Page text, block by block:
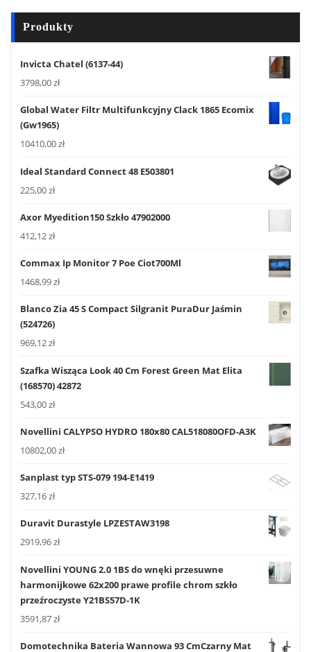
Produkty
Invicta Chatel (6137-44)
3798,00zł
Global Water Filtr Multifunkcyjny Clack 1865 Ecomix
(Gw1965)
10410,00zł
Ideal Standard Connect 48 E503801
225,00zł
Axor Myedition150 Szkło 47902000
412,12zł
Commax Ip Monitor 7 Poe Ciot700Ml
1468,99zł
Blanco Zia 45 S Compact Silgranit PuraDur Jaśmin
(524726)
969,12zł
Szafka Wisząca Look 40 Cm Forest Green Mat Elita
(168570) 42872
543,00zł
Novellini CALYPSO HYDRO 180x80 CAL518080OFD-A3K
10802,00zł
Sanplast typ STS-079 194-E1419
327,16zł
Duravit Durastyle LPZESTAW3198
2919,96zł
Novellini YOUNG 2.0 1BS do wnęki przesuwne
harmonijkowe 62x200 prawe profile chrom szkło
przeźroczyste Y21BS57D-1K
3591,87zł
Domotechnika Bateria Wannowa 93 CmCzarny Mat